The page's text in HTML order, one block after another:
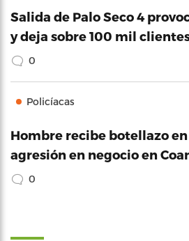
Salida de Palo Seco 4
y deja sobre 100 mil
0
Policíacas
Hombre recibe botellazo
agresión en negocio en
0